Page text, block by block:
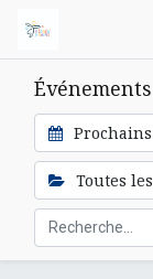
Événements
Toutes